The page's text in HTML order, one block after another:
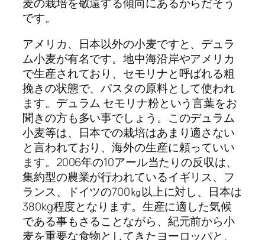
です。
アメリカ、日本以外の小麦ですと、デュラ
ム小麦が有名です。地中海沿岸やアメリカ
で生産されており、セモリナと呼ばれる粗
挽きの状態で、パスタの原料として使われ
ます。デュラム セモリナ粉という言葉をお
聞きの方も多い事でしょう。このデュラム
小麦等は、日本での栽培はあまり適さない
と言われており、海外の生産に頼っていい
ます。2006年の10アール当たりの反収は、
集約型の農業が行われているイギリス、フ
ランス、ドイツの700㎏以上に対し、日本は
380kg程度となります。生産に適した気候
である事もさることながら、紀元前から小
麦を重要な食物としてきたヨーロッパと、